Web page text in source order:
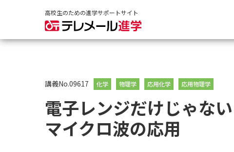
高校生のための進学サポートサイト
講義No.09617 化学 物理学 応用化学 応用物理学
電子レンジだけじゃな
マイクロ波の応用